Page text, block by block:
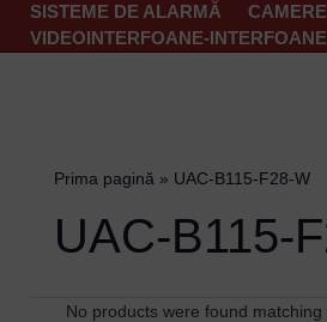
SISTEME DE ALARMĂ
VIDEOINTERFOANE-INTERFOANE
Prima pagină » UAC-B115-F28-W
UAC-B115-
No products were found matching